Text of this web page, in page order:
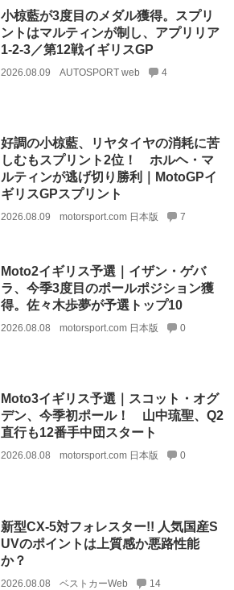
小椋藍が3度目のメダル獲得。スプリ
ントはマルティンが制し、アプリリア
1-2-3／第12戦イギリスGP
2026.08.09 AUTOSPORT web 4
好調の小椋藍、リヤタイヤの消耗に苦
しむもスプリント2位！ ホルヘ・マ
ルティンが逃げ切り勝利｜MotoGPイ
ギリスGPスプリント
2026.08.09 motorsport.com 日本版 7
Moto2イギリス予選｜イザン・ゲバ
ラ、今季3度目のポールポジション獲
得。佐々木歩夢が予選トップ10
2026.08.08 motorsport.com 日本版 0
Moto3イギリス予選｜スコット・オグ
デン、今季初ポール！ 山中琉聖、Q2
直行も12番手中団スタート
2026.08.08 motorsport.com 日本版 0
新型CX-5対フォレスター!! 人気国産S
UVのポイントは上質感か悪路性能
か？
2026.08.08 ベストカーWeb 14